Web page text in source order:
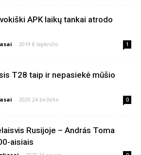
APK laikų tankai atrodo
- 2019 8 lapkričio 1
T28 taip ir nepasiekė mūšio
- 2020 24 birželio 0
Rusijoje – András Toma
aisiais